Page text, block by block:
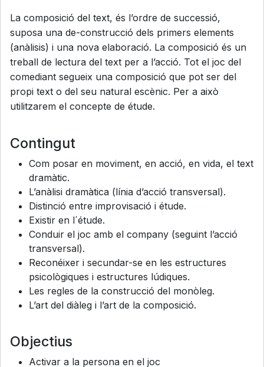
La composició del text, és l’ordre de successió,
suposa una de-construcció dels primers elements
(anàlisis) i una nova elaboració. La composició és un
treball de lectura del text per a l’acció. Tot el joc del
comediant segueix una composició que pot ser del
propi text o del seu natural escènic. Per a això
utilitzarem el concepte de étude.
Contingut
Com posar en moviment, en acció, en vida, el text
dramàtic.
L’anàlisi dramàtica (línia d’acció transversal).
Distinció entre improvisació i étude.
Existir en l´étude.
Conduir el joc amb el company (seguint l’acció
transversal).
Reconéixer i secundar-se en les estructures
psicològiques i estructures lúdiques.
Les regles de la construcció del monòleg.
L’art del diàleg i l’art de la composició.
Objectius
Activar a la persona en el joc